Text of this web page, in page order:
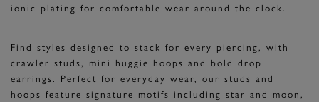
ionic plating for comfortable wear around the clock.
Find styles designed to stack for every piercing, with
crawler studs, mini huggie hoops and bold drop
earrings. Perfect for everyday wear, our studs and
hoops feature signature motifs including star and moon,